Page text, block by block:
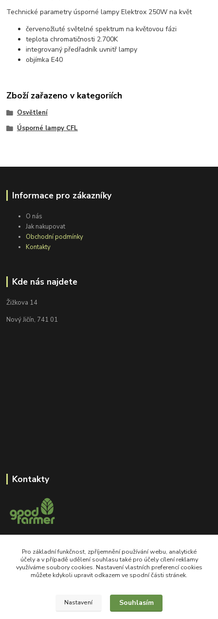
Technické parametry úsporné lampy Elektrox 250W na květ
červenožluté světelné spektrum na květovou fázi
teplota chromatičnosti 2.700K
integrovaný předřadník uvnitř lampy
objímka E40
Zboží zařazeno v kategoriích
Osvětlení
Úsporné lampy CFL
Informace pro zákazníky
O nás
Jak nakupovat
Obchodní podmínky
Kontakty
Kde nás najdete
Žižkova 14
Nový Jičín, 741 01
Kontakty
+420 605 550 660
Po-Pá, 8-18 hod
shop@goodfarmer.cz
Pro základní funkčnost, zpříjemnění používání webu, analytické
účely a v případě udělení souhlasu také pro účely cílení reklamy
využíváme soubory cookies. Nastavení vlastních preferencí cookies
můžete kdykoli upravit odkazem ve spodní části stránek.
Nastavení Souhlasím